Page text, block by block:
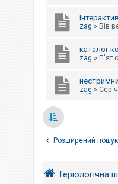
zag » Вів
каталог
zag » П'ят
zag » Сер
Розширений пошук
Теріологічна